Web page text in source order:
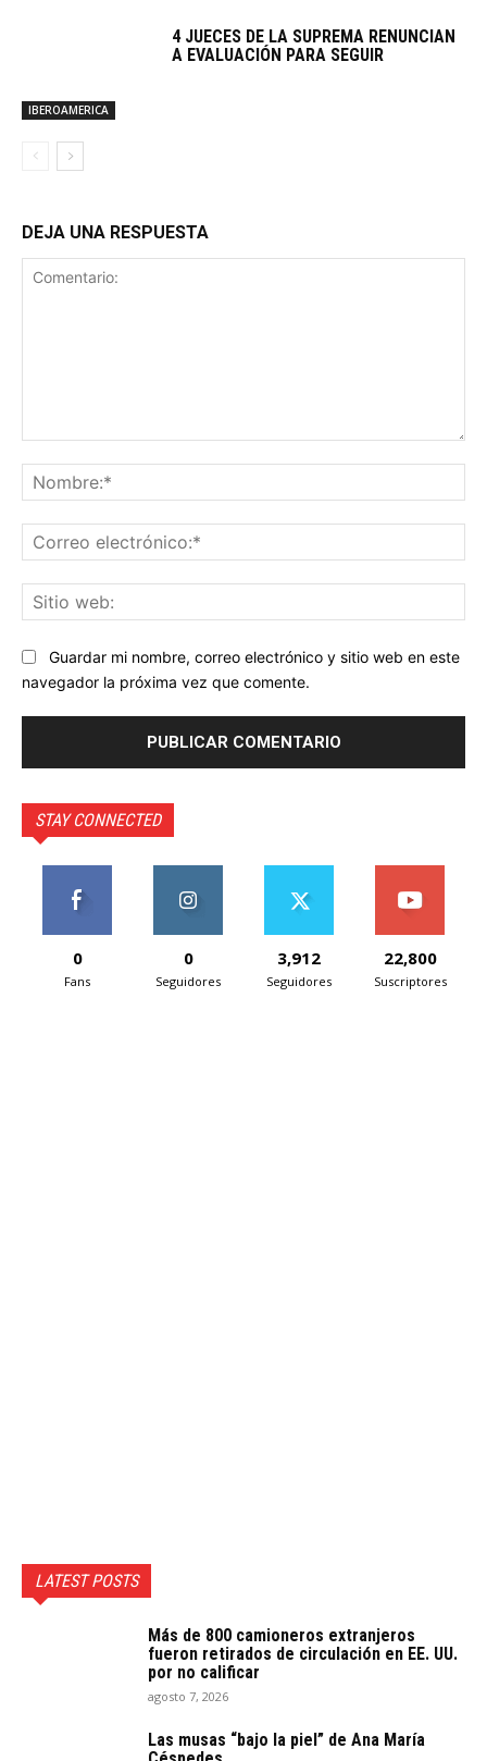
IBEROAMERICA
4 JUECES DE LA SUPREMA RENUNCIAN
A EVALUACIÓN PARA SEGUIR
DEJA UNA RESPUESTA
Guardar mi nombre, correo electrónico y sitio web en este
navegador la próxima vez que comente.
STAY CONNECTED
0
Fans
0
Seguidores
3,912
Seguidores
22,800
Suscriptores
LATEST POSTS
Más de 800 camioneros extranjeros
fueron retirados de circulación en EE. UU.
por no calificar
agosto 7, 2026
Las musas “bajo la piel” de Ana María